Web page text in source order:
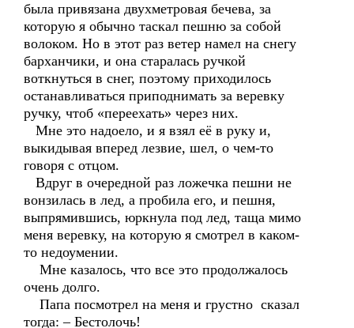
была привязана двухметровая бечева, за
которую я обычно таскал пешню за собой
волоком. Но в этот раз ветер намел на снегу
барханчики, и она старалась ручкой
воткнуться в снег, поэтому приходилось
останавливаться приподнимать за веревку
ручку, чтоб «переехать» через них.
Мне это надоело, и я взял её в руку и,
выкидывая вперед лезвие, шел, о чем-то
говоря с отцом.
Вдруг в очередной раз ложечка пешни не
вонзилась в лед, а пробила его, и пешня,
выпрямившись, юркнула под лед, таща мимо
меня веревку, на которую я смотрел в каком-
то недоумении.
Мне казалось, что все это продолжалось
очень долго.
Папа посмотрел на меня и грустно сказал
тогда: – Бестолочь!